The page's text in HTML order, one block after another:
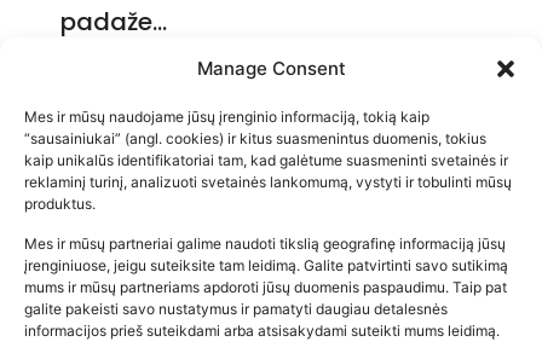
Manage Consent
Mes ir mūsų naudojame jūsų įrenginio informaciją, tokią kaip
“sausainiukai” (angl. cookies) ir kitus suasmenintus duomenis, tokius
kaip unikalūs identifikatoriai tam, kad galėtume suasmeninti svetainės ir
reklaminį turinį, analizuoti svetainės lankomumą, vystyti ir tobulinti mūsų
produktus.
Mes ir mūsų partneriai galime naudoti tikslią geografinę informaciją jūsų
įrenginiuose, jeigu suteiksite tam leidimą. Galite patvirtinti savo sutikimą
mums ir mūsų partneriams apdoroti jūsų duomenis paspaudimu. Taip pat
galite pakeisti savo nustatymus ir pamatyti daugiau detalesnės
informacijos prieš suteikdami arba atsisakydami suteikti mums leidimą.
padaže…